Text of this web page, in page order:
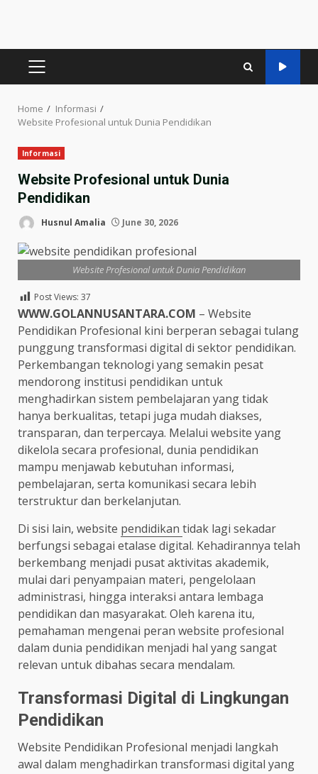
PRIMARY
Home
Informasi
Website Profesional untuk Dunia Pendidikan
Informasi
Website Profesional untuk Dunia
Pendidikan
Husnul Amalia June 30, 2026
Website Profesional untuk Dunia Pendidikan
Post Views: 37
WWW.GOLANNUSANTARA.COM – Website
Pendidikan Profesional kini berperan sebagai tulang
punggung transformasi digital di sektor pendidikan.
Perkembangan teknologi yang semakin pesat
mendorong institusi pendidikan untuk
menghadirkan sistem pembelajaran yang tidak
hanya berkualitas, tetapi juga mudah diakses,
transparan, dan terpercaya. Melalui website yang
dikelola secara profesional, dunia pendidikan
mampu menjawab kebutuhan informasi,
pembelajaran, serta komunikasi secara lebih
terstruktur dan berkelanjutan.
Di sisi lain, website pendidikan tidak lagi sekadar
berfungsi sebagai etalase digital. Kehadirannya telah
berkembang menjadi pusat aktivitas akademik,
mulai dari penyampaian materi, pengelolaan
administrasi, hingga interaksi antara lembaga
pendidikan dan masyarakat. Oleh karena itu,
pemahaman mengenai peran website profesional
dalam dunia pendidikan menjadi hal yang sangat
relevan untuk dibahas secara mendalam.
Transformasi Digital di Lingkungan
Pendidikan
Website Pendidikan Profesional menjadi langkah
awal dalam menghadirkan transformasi digital yang